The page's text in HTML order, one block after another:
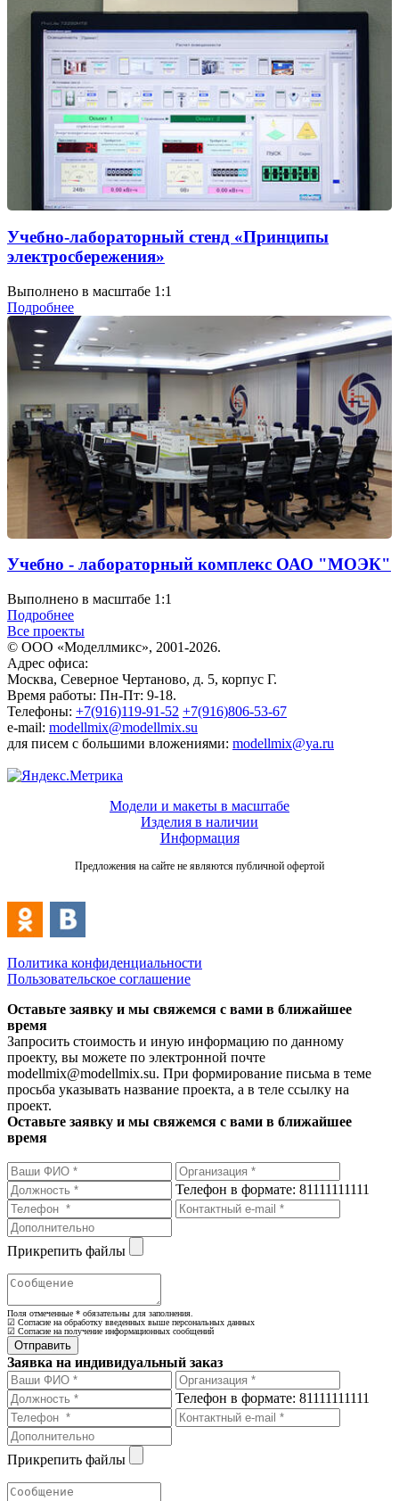
Учебно-лабораторный стенд «Принципы
электросбережения»
Выполнено в масштабе 1:1
Подробнее
Учебно - лабораторный комплекс ОАО "МОЭК"
Выполнено в масштабе 1:1
Подробнее
Все проекты
© ООО «Моделлмикс», 2001-2026.
Адрес офиса:
Москва, Северное Чертаново, д. 5, корпус Г.
Время работы: Пн-Пт: 9-18.
Телефоны: +7(916)119-91-52 +7(916)806-53-67
e-mail: modellmix@modellmix.su
для писем с большими вложениями: modellmix@ya.ru
Модели и макеты в масштабе
Изделия в наличии
Информация
Предложения на сайте не являются публичной офертой
Политика конфиденциальности
Пользовательское соглашение
Оставьте заявку и мы свяжемся с вами в ближайшее
время
Запросить стоимость и иную информацию по данному
проекту, вы можете по электронной почте
modellmix@modellmix.su. При формирование письма в теме
просьба указывать название проекта, а в теле ссылку на
проект.
Оставьте заявку и мы свяжемся с вами в ближайшее
время
Телефон в формате: 81111111111
Прикрепить файлы
Поля отмеченные * обязательны для заполнения.
☑ Согласие на обработку введенных выше персональных данных
☑ Согласие на получение информационных сообщений
Заявка на индивидуальный заказ
Телефон в формате: 81111111111
Прикрепить файлы